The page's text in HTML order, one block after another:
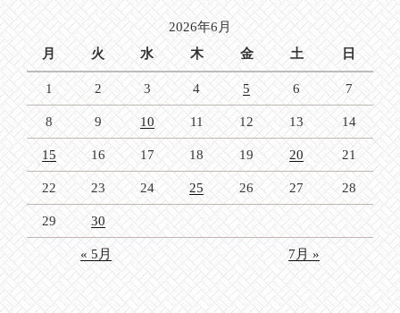
ョ
ン
2026年6月
月
火 水 木 金 土 日
1 2 3 4 5 6 7
8 9 10 11 12 13 14
15 16 17 18 19 20 21
22 23 24 25 26 27 28
29 30
« 5月 7月 »